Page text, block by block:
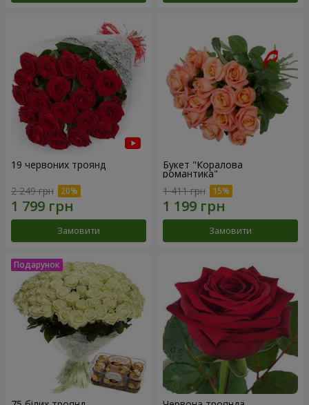
19 червоних троянд
2 249 грн
Замовити
Букет "Коралова
романтика"
1 411 грн
Замовити